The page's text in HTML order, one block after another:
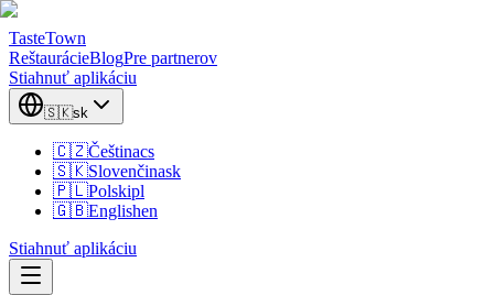
TasteTown
ReštaurácieBlogPre partnerov
Stiahnuť aplikáciu
🇸🇰sk
🇨🇿Češtinacs
🇸🇰Slovenčinask
🇵🇱Polskipl
🇬🇧Englishen
Stiahnuť aplikáciu